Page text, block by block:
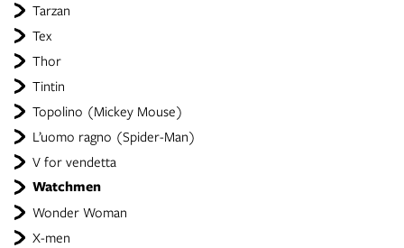
Tarzan
Tex
Thor
Tintin
Topolino (Mickey Mouse)
L’uomo ragno (Spider-Man)
V for vendetta
Watchmen
Wonder Woman
X-men